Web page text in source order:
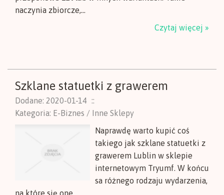
naczynia zbiorcze,...
Czytaj więcej »
Szklane statuetki z grawerem
Dodane: 2020-01-14 ::
Kategoria: E-Biznes / Inne Sklepy
Naprawdę warto kupić coś
takiego jak szklane statuetki z
grawerem Lublin w sklepie
internetowym Tryumf. W końcu
sa różnego rodzaju wydarzenia,
na które się one...